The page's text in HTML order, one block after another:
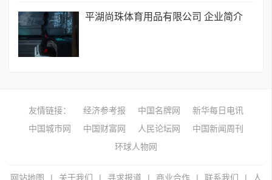
平湖尚珠体育用品有限公司 企业简介
友情链接： 经济参考报 中国名牌网
新华每日电讯
中国城市网
中国财富网 人民论坛网
中国新闻周刊
环球人物网
网站地图 | 关于我们 | 寻求报道 | 商业合作 | 联系我们 | 人